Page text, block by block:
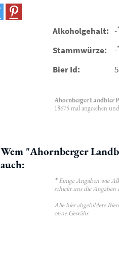
Alkoholgehalt: -*
Stammwürze: -*
Bier Id:
Ahornberger Landbier
18675 mal angesehen
Wem "Ahornberger
auch:
*Einige Angaben wie
schickt uns die
Alle hier abgebildete
ohne Gewähr.